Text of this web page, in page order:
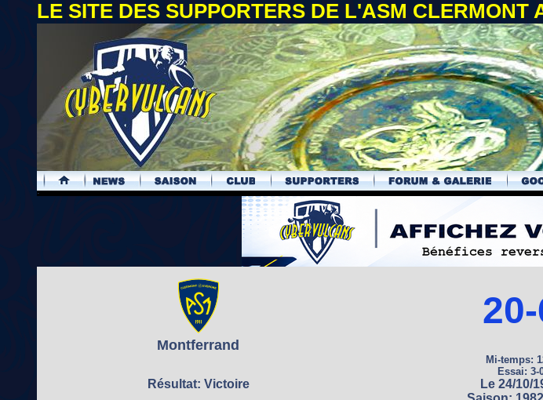
LE SITE DES SUPPORTERS DE L'ASM CLERMONT
.
Montferrand
Mi-temps:
Essai: 3-
Résultat: Victoire Le 24/10/